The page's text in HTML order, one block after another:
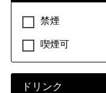
禁煙
喫煙可
ドリンク